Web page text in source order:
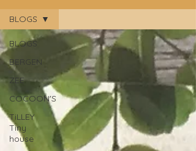
BLOGS
BERGEN
ZEE
COCOON'S
TiLLEY
Tiny
house
BLOGS